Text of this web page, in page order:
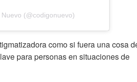
(@codigonuevo)
como si fuera una cosa
para personas en situaciones de